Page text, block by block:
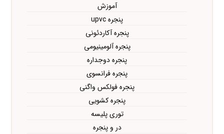
آموزش
پنجره upvc
پنجره آکاردئونی
پنجره آلومینیومی
پنجره دوجداره
پنجره فرانسوی
پنجره فولکس واگنی
پنجره کشویی
توری پلیسه
در و پنجره